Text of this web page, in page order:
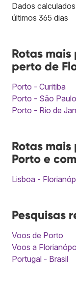
Dados
últimos 365 dias
Rotas
perto de
Porto - Curitiba
Porto - São Paulo
Porto - Rio de
Rotas
Porto e
Lisboa -
Pesquisas
Voos de Porto
Voos a
Portugal - Brasil